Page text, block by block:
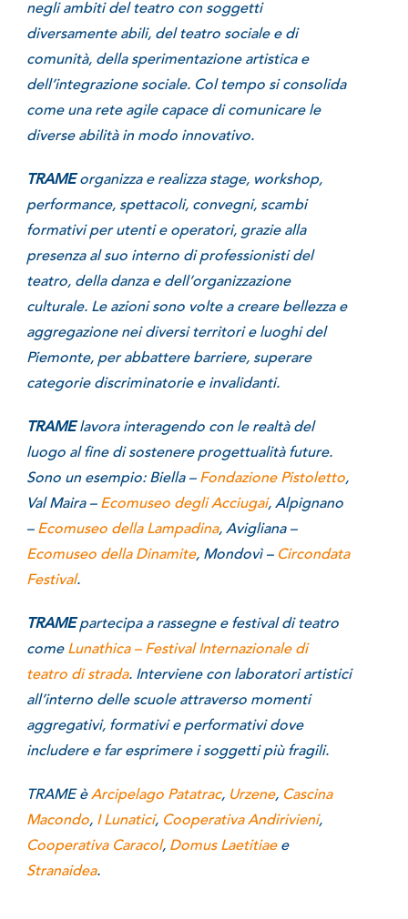
negli ambiti del teatro con soggetti
diversamente abili, del teatro sociale e di
comunità, della sperimentazione artistica e
dell’integrazione sociale. Col tempo si consolida
come una rete agile capace di comunicare le
diverse abilità in modo innovativo.
TRAMEorganizza e realizza stage, workshop,
performance, spettacoli, convegni, scambi
formativi per utenti e operatori, grazie alla
presenza al suo interno di professionisti del
teatro, della danza e dell’organizzazione
culturale. Le azioni sono volte a creare bellezza e
aggregazione nei diversi territori e luoghi del
Piemonte, per abbattere barriere, superare
categorie discriminatorie e invalidanti.
TRAMElavora interagendo con le realtà del
luogo al fine di sostenere progettualità future.
Sono un esempio: Biella – Fondazione Pistoletto,
Val Maira – Ecomuseo degli Acciugai, Alpignano
– Ecomuseo della Lampadina, Avigliana –
Ecomuseo della Dinamite, Mondovì – Circondata
Festival.
TRAMEpartecipa a rassegne e festival di teatro
comeLunathica – Festival Internazionale di
teatro di strada. Interviene con laboratori artistici
all’interno delle scuole attraverso momenti
aggregativi, formativi e performativi dove
includere e far esprimere i soggetti più fragili.
TRAME èArcipelago Patatrac, Urzene, Cascina
Macondo, I Lunatici, Cooperativa Andirivieni,
Cooperativa Caracol, Domus Laetitiaee
Stranaidea.